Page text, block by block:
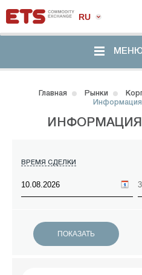
RU
Главная Рынки
Информация
ИНФОРМАЦИЯ
ВРЕМЯ СДЕЛКИ